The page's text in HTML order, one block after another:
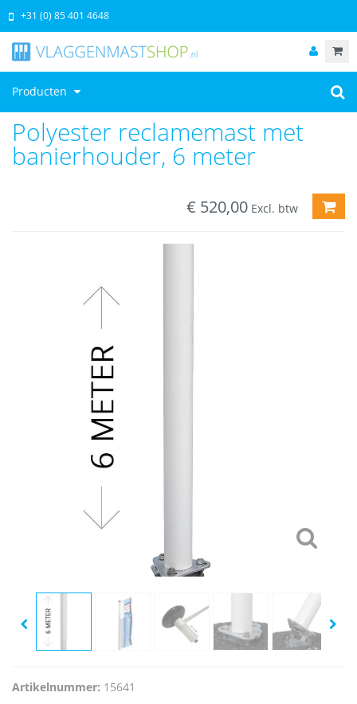
Producten
+31 (0) 85 401 4648
Polyester reclamemast met
banierhouder, 6 meter
€ 520,00 Excl. btw
Artikelnummer: 15641